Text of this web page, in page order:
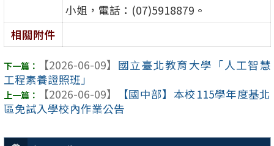
小姐，電話：(07)5918879。
相關附件
【2026-06-09】 國立臺北教育大學「人工智慧
工程素養證照班」
【2026-06-09】
【國中部】本校115學年度基北
區免試入學校內作業公告